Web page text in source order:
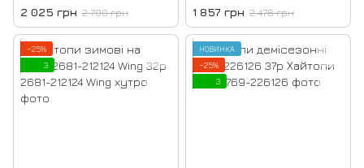
2 025 грн 2 700 грн 1 857 грн 2 476 грн
−25%
3
НОВИНКА
−25%
3